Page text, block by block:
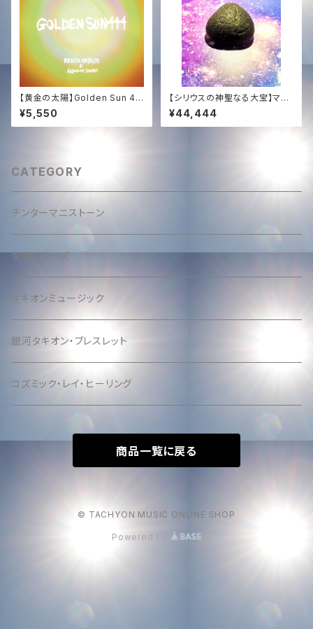
【黄金の太陽】Golden Sun 44
4 (CD or HD音源)｜超高波動
ヒーリング 444Hz
¥5,550
【シリウスの神聖なる大宝】マス
ターサイズ・チンターマニストー
ン (10.5g)｜至高の光のアンカ
ー ＋ 恒久的タキオン化
¥44,444
CATEGORY
チンターマニストーン
女神シリーズ
タキオンミュージック
銀河タキオン・ブレスレット
コズミック・レイ・ヒーリング
商品一覧に戻る
© TACHYON MUSIC ONLINE SHOP
Powered by